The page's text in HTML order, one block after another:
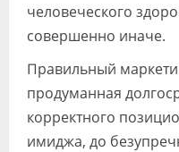
человеческого
совершенно иначе.
Правильный
продуманная
корректного
имиджа, до